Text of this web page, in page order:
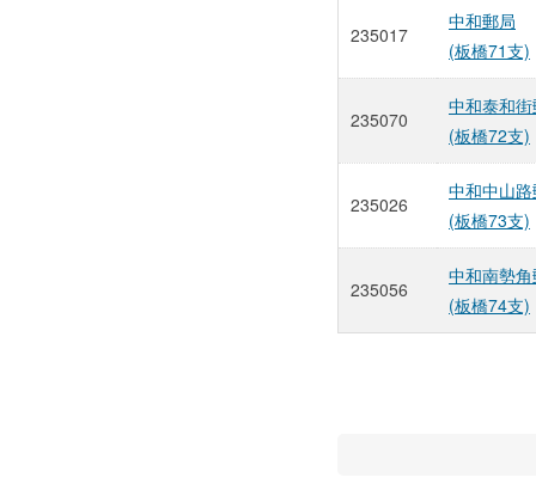
235017
中和郵局
(板橋71支)
235070
中和泰和
(板橋72支)
235026
中和中山
(板橋73支)
235056
中和南勢
(板橋74支)